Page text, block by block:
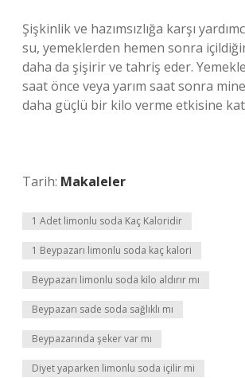
Şişkinlik ve hazımsızlığa karşı
su, yemeklerden hemen sonra
daha da şişirir ve tahriş eder.
saat önce veya yarım saat sonra
daha güçlü bir kilo verme etkisine
Tarih: Makaleler
1 Adet limonlu soda Kaç Kaloridir
1 Beypazarı limonlu soda kaç kalori
Beypazarı limonlu soda kilo aldırır mı
Beypazarı sade soda sağlıklı mı
Beypazarında şeker var mı
Diyet yaparken limonlu soda içilir mi